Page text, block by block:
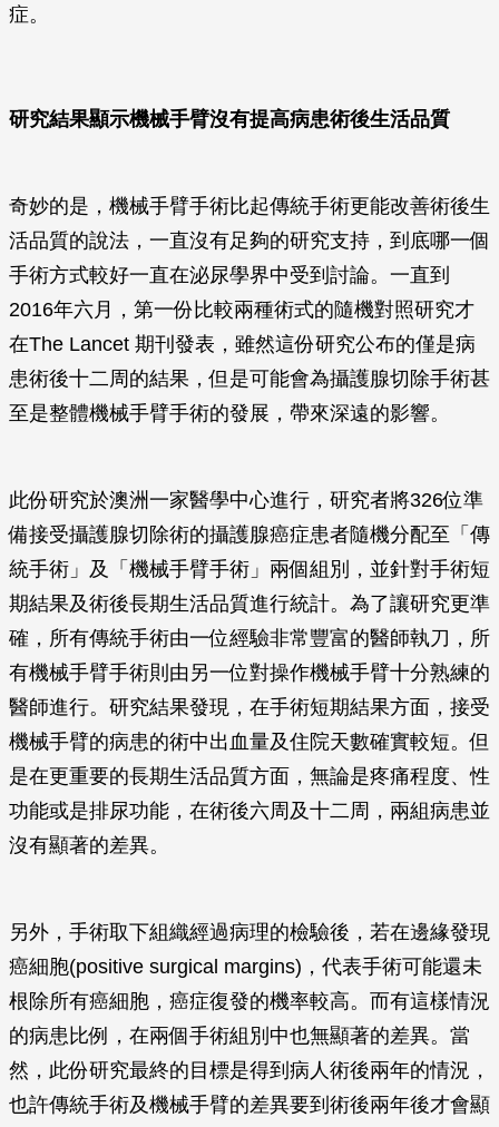
症。
研究結果顯示機械手臂沒有提高病患術後生活品質
奇妙的是，機械手臂手術比起傳統手術更能改善術後生
活品質的說法，一直沒有足夠的研究支持，到底哪一個
手術方式較好一直在泌尿學界中受到討論。一直到
2016年六月，第一份比較兩種術式的隨機對照研究才
在The Lancet 期刊發表，雖然這份研究公布的僅是病
患術後十二周的結果，但是可能會為攝護腺切除手術甚
至是整體機械手臂手術的發展，帶來深遠的影響。
此份研究於澳洲一家醫學中心進行，研究者將326位準
備接受攝護腺切除術的攝護腺癌症患者隨機分配至「傳
統手術」及「機械手臂手術」兩個組別，並針對手術短
期結果及術後長期生活品質進行統計。為了讓研究更準
確，所有傳統手術由一位經驗非常豐富的醫師執刀，所
有機械手臂手術則由另一位對操作機械手臂十分熟練的
醫師進行。研究結果發現，在手術短期結果方面，接受
機械手臂的病患的術中出血量及住院天數確實較短。但
是在更重要的長期生活品質方面，無論是疼痛程度、性
功能或是排尿功能，在術後六周及十二周，兩組病患並
沒有顯著的差異。
另外，手術取下組織經過病理的檢驗後，若在邊緣發現
癌細胞(positive surgical margins)，代表手術可能還未
根除所有癌細胞，癌症復發的機率較高。而有這樣情況
的病患比例，在兩個手術組別中也無顯著的差異。當
然，此份研究最終的目標是得到病人術後兩年的情況，
也許傳統手術及機械手臂的差異要到術後兩年後才會顯